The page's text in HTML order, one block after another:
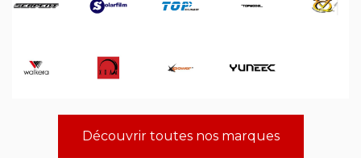
Découvrir toutes nos marques